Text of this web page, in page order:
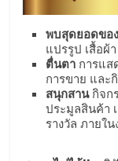
ขาย
แฟ
รน
ไชส์
พบสุดยอดขอ
แปรรูป เสื้อผ้
ตื่นตา การแส
การขาย และ
สนุกสานกิจก
ประมูลสินค้า
รางวัล ภายใน